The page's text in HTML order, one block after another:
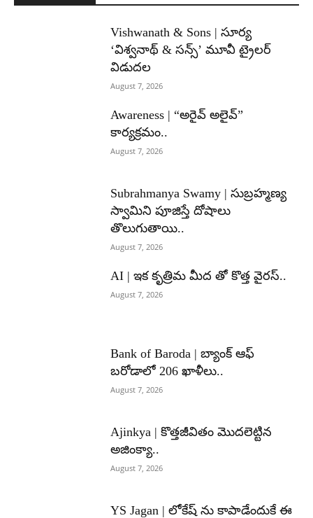
Vishwanath & Sons | సూర్య
‘విశ్వనాథ్ & సన్స్’ మూవీ ట్రైలర్
విడుదల
August 7, 2026
Awareness | “అరైవ్ అలైవ్”
కార్యక్రమం..
August 7, 2026
Subrahmanya Swamy | సుబ్రహ్మణ్య
స్వామిని పూజిస్తే దోషాలు
తొలుగుతాయి..
August 7, 2026
AI | ఇక కృత్రిమ మీద తో కొత్త వైరస్..
August 7, 2026
Bank of Baroda | బ్యాంక్‌ ఆఫ్‌
బరోడాలో 206 ఖాళీలు..
August 7, 2026
Ajinkya | కొత్తజీవితం మొదలెట్టిన
అజింక్యా..
August 7, 2026
YS Jagan | లోకేష్ ను కాపాడేందుకే ఈ